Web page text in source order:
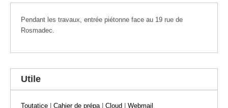
Pendant les travaux, entrée piétonne face au 19 rue de
Rosmadec.
Utile
Toutatice Cahier de prépa| Cloud Webmail